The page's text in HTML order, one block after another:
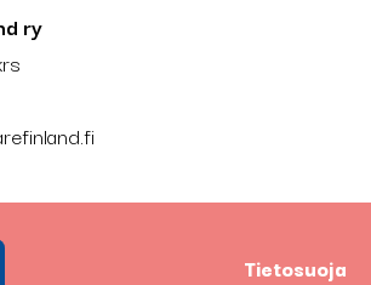
ry
Tietosuoja